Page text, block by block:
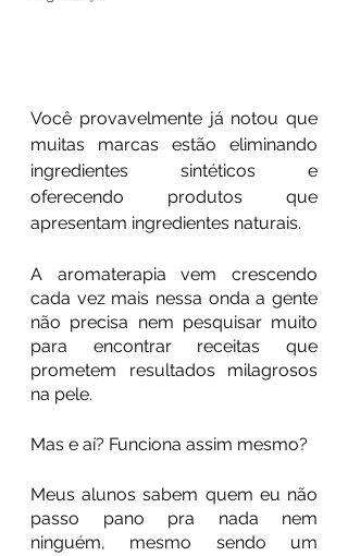
Você provavelmente já notou que
muitas marcas estão eliminando
ingredientes sintéticos e
oferecendo produtos que
apresentam ingredientes naturais.
A aromaterapia vem crescendo
cada vez mais nessa onda a gente
não precisa nem pesquisar muito
para encontrar receitas que
prometem resultados milagrosos
na pele.
Mas e aí? Funciona assim mesmo?
Meus alunos sabem quem eu não
passo pano pra nada nem
ninguém, mesmo sendo um